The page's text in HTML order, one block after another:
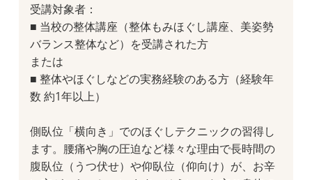
受講対象者：
■ 当校の整体講座（整体もみほぐし講座、美姿勢
バランス整体など）を受講された方
または
■ 整体やほぐしなどの実務経験のある方（経験年
数 約1年以上）
側臥位「横向き」でのほぐしテクニックの習得し
ます。腰痛や胸の圧迫など様々な理由で長時間の
腹臥位（うつ伏せ）や仰臥位（仰向け）が、お辛